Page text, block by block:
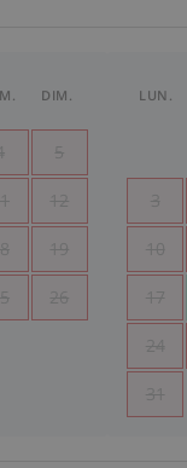
DIM.
5
12
19
26
LUN.
3
10
17
24
31